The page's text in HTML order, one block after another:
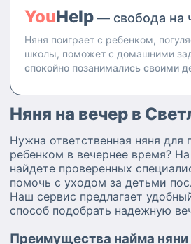
YouHelp — свобода на
Няня поиграет с ребенком,
школы, поможет с домашними
спокойно позанимались своими
Няня на вечер в
Нужна ответственная няня для
ребенком в вечернее время?
найдете проверенных
помочь с уходом за детьми
Наш сервис предлагает
способ подобрать надежную
Преимущества найма няни